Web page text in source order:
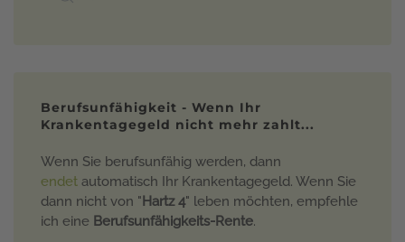
Berufsunfähigkeit - Wenn Ihr
Krankentagegeld nicht mehr zahlt...
Wenn Sie berufsunfähig werden, dann
endet automatisch Ihr Krankentagegeld. Wenn Sie
dann nicht von " Hartz 4" leben möchten, empfehle
ich eine Berufsunfähigkeits-Rente.